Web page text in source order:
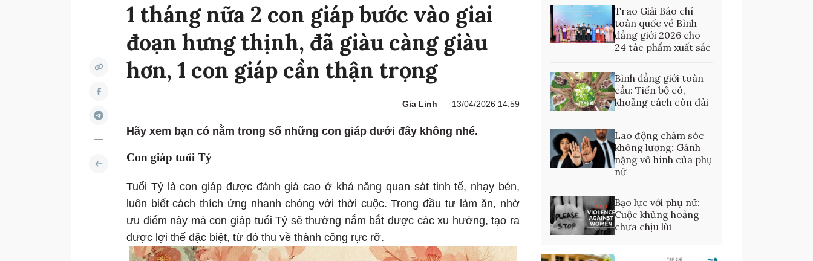
1 tháng nữa 2 con giáp bước vào giai
đoạn hưng thịnh, đã giàu càng giàu
hơn, 1 con giáp cần thận trọng
Gia Linh 13/04/2026 14:59
Hãy xem bạn có nằm trong số những con giáp dưới đây không nhé.
Con giáp tuổi Tý
Tuổi Tý là con giáp được đánh giá cao ở khả năng quan sát tinh tế, nhạy bén,
luôn biết cách thích ứng nhanh chóng với thời cuộc. Trong đầu tư làm ăn, nhờ
ưu điểm này mà con giáp tuổi Tý sẽ thường nắm bắt được các xu hướng, tạo ra
được lợi thế đặc biệt, từ đó thu về thành công rực rỡ.
Trao Giải Báo chí
toàn quốc về Bình
đẳng giới 2026 cho
24 tác phẩm xuất sắc
Bình đẳng giới toàn
cầu: Tiến bộ có,
khoảng cách còn dài
Lao động chăm sóc
không lương: Gánh
nặng vô hình của phụ
nữ
Bạo lực với phụ nữ:
Cuộc khủng hoảng
chưa chịu lùi